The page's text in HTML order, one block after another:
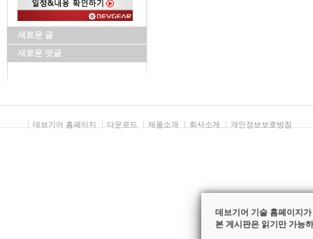
새로운 글
새로운 덧글
데브기어 홈페이지 다운로드 제품소개 회사소개 개인정보보호방침
데브기어 기술 홈페이지
본 게시판은 읽기만 가능